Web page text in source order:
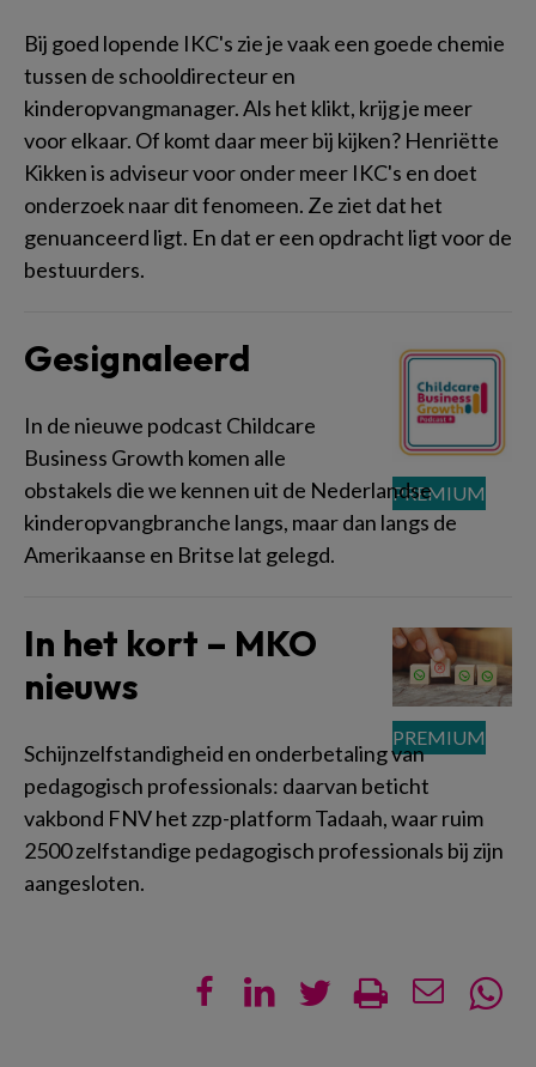
Bij goed lopende IKC's zie je vaak een goede chemie
tussen de schooldirecteur en
kinderopvangmanager. Als het klikt, krijg je meer
voor elkaar. Of komt daar meer bij kijken? Henriëtte
Kikken is adviseur voor onder meer IKC's en doet
onderzoek naar dit fenomeen. Ze ziet dat het
genuanceerd ligt. En dat er een opdracht ligt voor de
bestuurders.
Gesignaleerd
In de nieuwe podcast Childcare
Business Growth komen alle
obstakels die we kennen uit de Nederlandse
kinderopvangbranche langs, maar dan langs de
Amerikaanse en Britse lat gelegd.
In het kort – MKO
nieuws
Schijnzelfstandigheid en onderbetaling van
pedagogisch professionals: daarvan beticht
vakbond FNV het zzp-platform Tadaah, waar ruim
2500 zelfstandige pedagogisch professionals bij zijn
aangesloten.